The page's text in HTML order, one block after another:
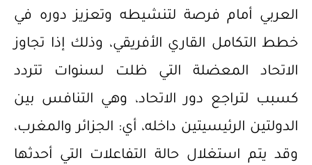
العربي أمام فرصة لتنشيطه وتعزيز دوره في
خطط التكامل القاري الأفريقي، وذلك إذا تجاوز
الاتحاد المعضلة التي ظلت لسنوات تتردد
كسبب لتراجع دور الاتحاد، وهي التنافس بين
الدولتين الرئيسيتين داخله، أي: الجزائر والمغرب،
وقد يتم استغلال حالة التفاعلات التي أحدثها